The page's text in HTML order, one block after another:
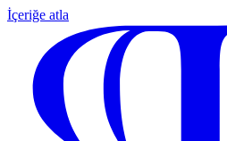
İçeriğe atla